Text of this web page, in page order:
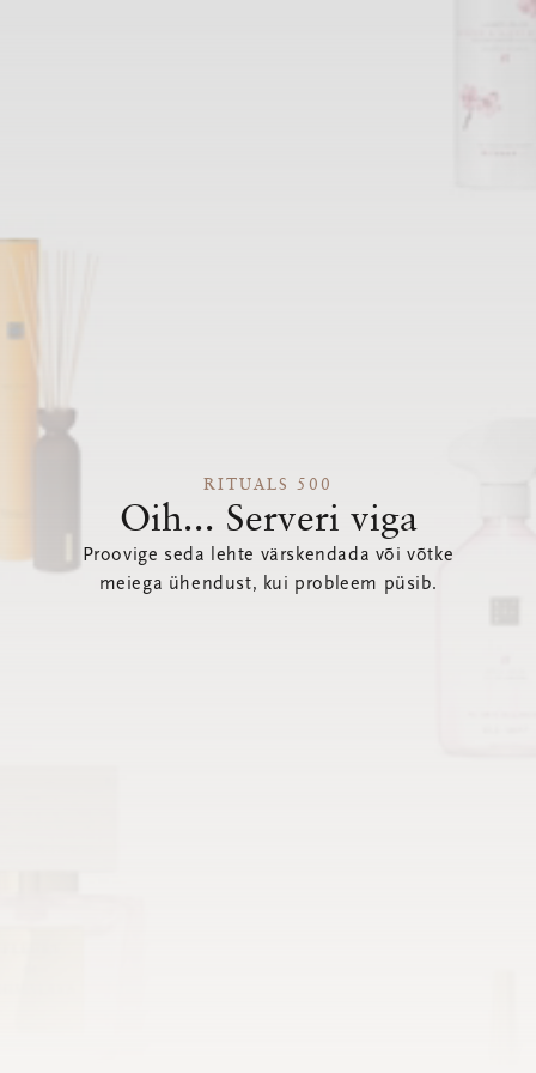
RITUALS 500
Oih... Serveri viga
Proovige seda lehte värskendada või võtke
meiega ühendust, kui probleem püsib.